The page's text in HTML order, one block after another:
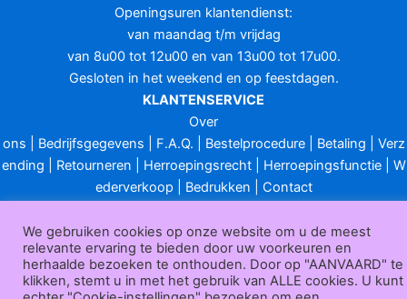
Openingsuren klantendienst:
van maandag t/m vrijdag
van 8u00 tot 12u00 en van 13u00 tot 17u00.
Gesloten in het weekend en op feestdagen.
KLANTENSERVICE
Over
ons
Bedrijfsgegevens F.A.Q. Bestelprocedure| Betaling
Verz
ending
Retourneren Herroepingsrecht| Herroepingsfunctie| W
ederverkoop
Bedrukken
Contact
Maxisafety.nl © 2026
We gebruiken cookies op onze website om u de meest
relevante ervaring te bieden door uw voorkeuren en
herhaalde bezoeken te onthouden. Door op "AANVAARD" te
klikken, stemt u in met het gebruik van ALLE cookies. U kunt